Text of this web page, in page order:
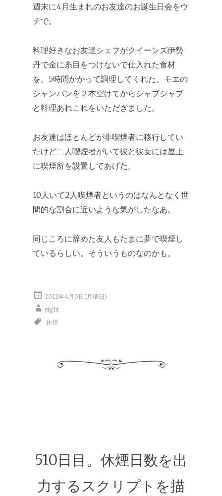
週末に4月生まれのお友達のお誕生日会をウ
チで。
料理好きなお友達シェフがクイーンズ伊勢
丹で金に糸目をつけないで仕入れた食材
を、5時間かかって調理してくれた。モエの
シャンパンを２本空けてからシャブシャブ
と料理あれこれをいただきました。
お友達はほとんどが非喫煙者に移行してい
たけど二人喫煙者がいて彼と彼女には屋上
に喫煙所を設置してあげた。
10人いて2人喫煙者というのはなんとなく世
間的な割合に近いような気がしたなあ。
同じころに辞めた友人もたまに夢で喫煙し
ているらしい。そういうものなのかも。
2012年4月9日(月曜日)
eight
休煙
510日目。休煙日数を出
力するスクリプトを描